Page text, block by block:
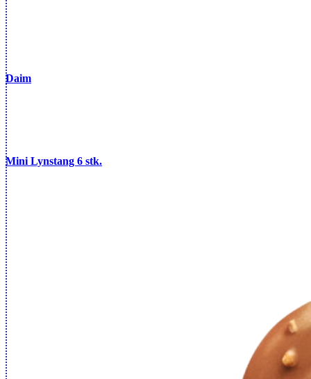
Daim
Mini Lynstang 6 stk.